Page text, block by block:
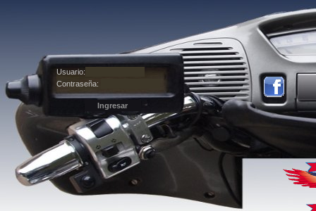
Usuario:
Contraseña: